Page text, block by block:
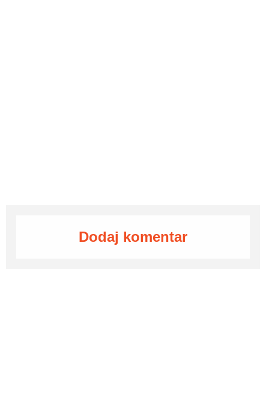
Dodaj komentar